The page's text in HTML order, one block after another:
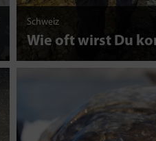
Schweiz
Wie oft wirst Du